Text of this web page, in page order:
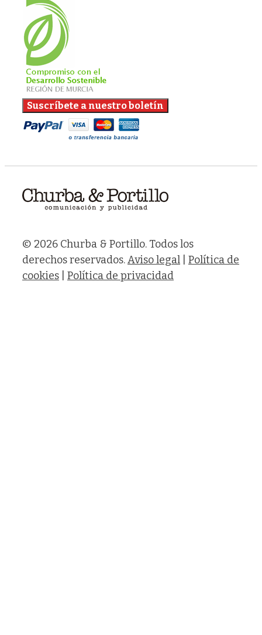
© 2026 Churba & Portillo. Todos los
derechos reservados.Aviso legal
Política de
cookies
Política de privacidad